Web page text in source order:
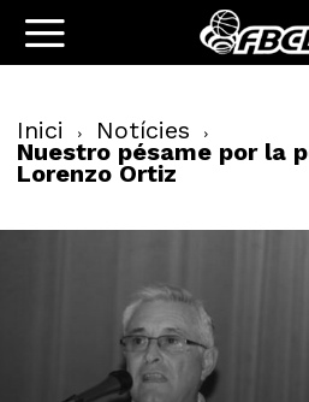
Inici Notícies
Nuestro pésame por la
Lorenzo Ortiz